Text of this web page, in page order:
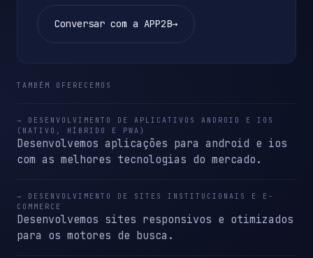
Conversar com a APP2B→
TAMBÉM OFERECEMOS
→ DESENVOLVIMENTO DE APLICATIVOS ANDROID E IOS
(NATIVO, HÍBRIDO E PWA)
Desenvolvemos aplicações para android e ios
com as melhores tecnologias do mercado.
→ DESENVOLVIMENTO DE SITES INSTITUCIONAIS E E-
COMMERCE
Desenvolvemos sites responsivos e otimizados
para os motores de busca.